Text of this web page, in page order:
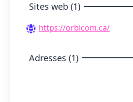
Sites web (1)
https://orbicom.ca/
Adresses (1)